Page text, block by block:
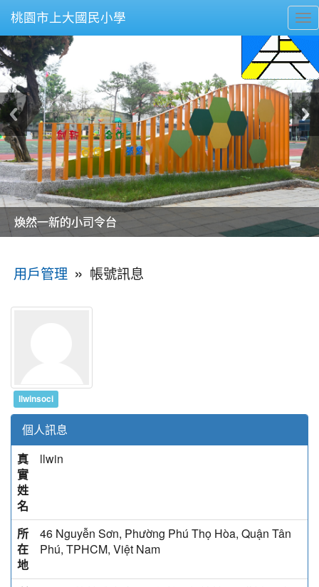
桃園市上大國民小學
美麗的操場是我們活力的來源
美麗的操場是我們活力的來源
煥然一新的小司令台
煥然一新的小司令台
富含桃園埤塘田園風光意象的中廊
富含桃園埤塘田園風光意象的中廊
嶄新的中庭廣場
嶄新的中庭廣場
水生池生生不息
水生池生生不息
用戶管理 » 帳號訊息
llwinsoci
個人訊息
真
實
姓
名
llwin
所
在
地
46 Nguyễn Sơn, Phường Phú Thọ Hòa, Quận Tân
Phú, TPHCM, Việt Nam